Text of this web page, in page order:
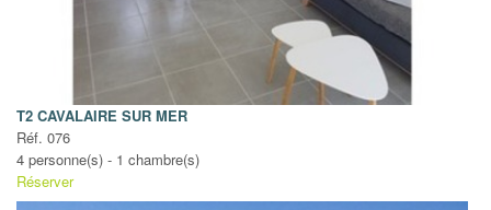
T2 CAVALAIRE SUR MER
Réf. 076
4 personne(s) - 1 chambre(s)
Réserver